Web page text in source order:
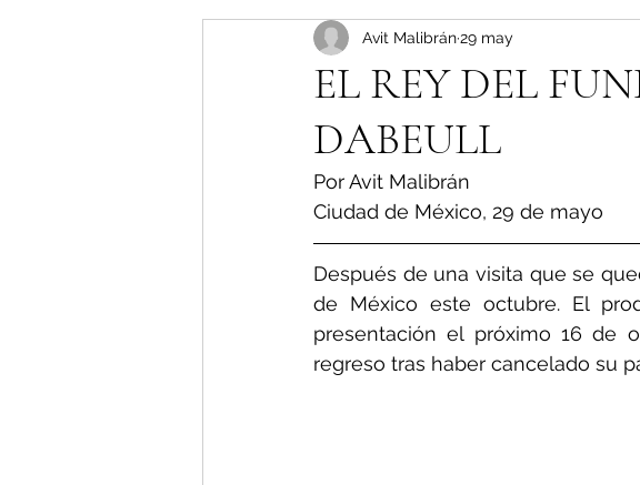
EL REY DEL
DABEULL
Avit Malibrán29 may
Por Avit Malibrán
Ciudad de México, 29 de mayo
Después de una visita que se
de México este octubre. El
presentación el próximo 16 de
regreso tras haber cancelado su